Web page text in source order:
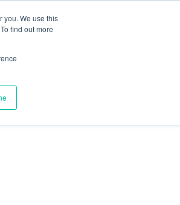
you. We use this
find out more